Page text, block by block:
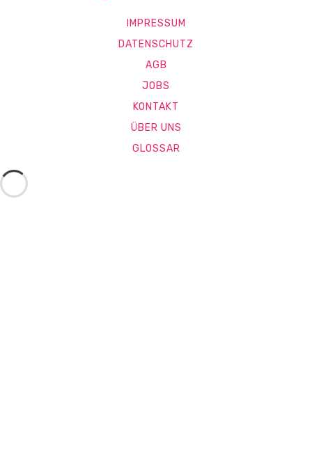
IMPRESSUM
DATENSCHUTZ
AGB
JOBS
KONTAKT
ÜBER UNS
GLOSSAR